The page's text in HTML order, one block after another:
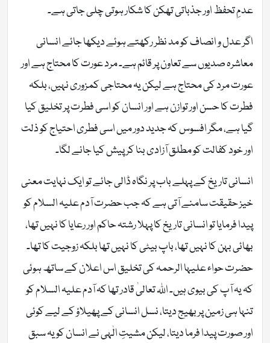
عدمِ تحفظ اور جذباتی تھکن کا شکار ہوتی چلی جاتی ہے۔
اگر عدل و انصاف کو مد نظر رکھتے ہوئے دیکھا جائے انسانی
معاشرہ صدیوں سے تعاون پر قائم ہے۔ مرد عورت کا محتاج ہے اور
عورت مرد کی محتاج ہے لیکن یہ محتاجی کمزوری نہیں، بلکہ
فطرت کا حسن اور توازن ہے اور انسان کو اسی فطرت پر تخلیق کیا
گیا ہے، مگر افسوس کہ جدید دور میں اسی فطری احتیاج کو ذلت
اور خود کفالت کو مطلق آزادی بنا کر پیش کیا جانے لگا۔
انسانی تاریخ کے پہلے باب پر نگاہ ڈالی جائے تو ایک نہایت معنی
خیز حقیقت سامنے آتی ہے کہ جب حضرت آدم علیہ السلام کو
پیدا فرمایا تو انسانی تاریخ کا پہلا رشتہ حاکم اور رعایا کا نہیں تھا،
بھائی بہن کا نہیں تھا، باپ بیٹی کا نہیں تھا بلکہ زوجیت کا تھا۔
حضرت حواء علیہا الرحمہ کی تخلیق اس اعلان کے ساتھ ہوئی
کہ یہ آپ کی بیوی ہیں۔ اللہ تعالیٰ قادر تھا کہ آدم علیہ السلام کو
تنہا ہی زمین پر بھیج دیتا، نسل انسانی کے پھیلاؤ کے لیے کوئی
اور صورت پیدا فرما دیتا، لیکن مشیتِ الٰہی نے انسان کو یہ سبق